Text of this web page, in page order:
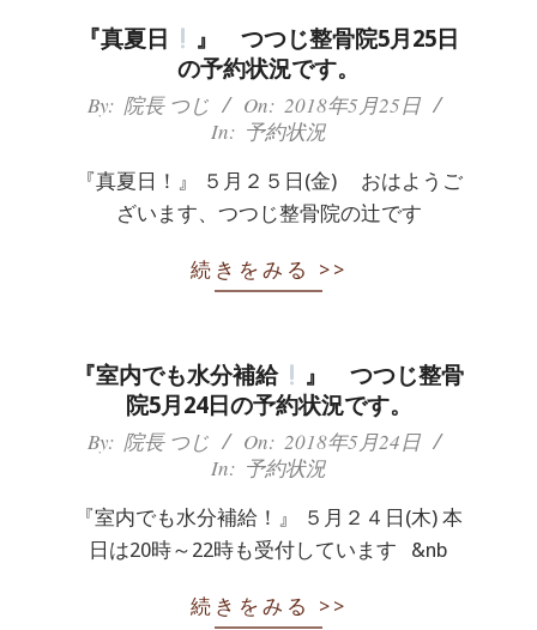
『真夏日
』 つつじ整骨院5月25日
の予約状況です。
2018-
By: 院長 つじ On: 2018年5月25日
In: 予約状況
『真夏日！』 ５月２５日(金) おはようご
ざいます、つつじ整骨院の辻です
続きをみる >>
『室内でも水分補給
』 つつじ整骨
院5月24日の予約状況です。
2018-
By: 院長 つじ On: 2018年5月24日
In: 予約状況
『室内でも水分補給！』 ５月２４日(木) 本
日は20時～22時も受付しています &nb
続きをみる >>